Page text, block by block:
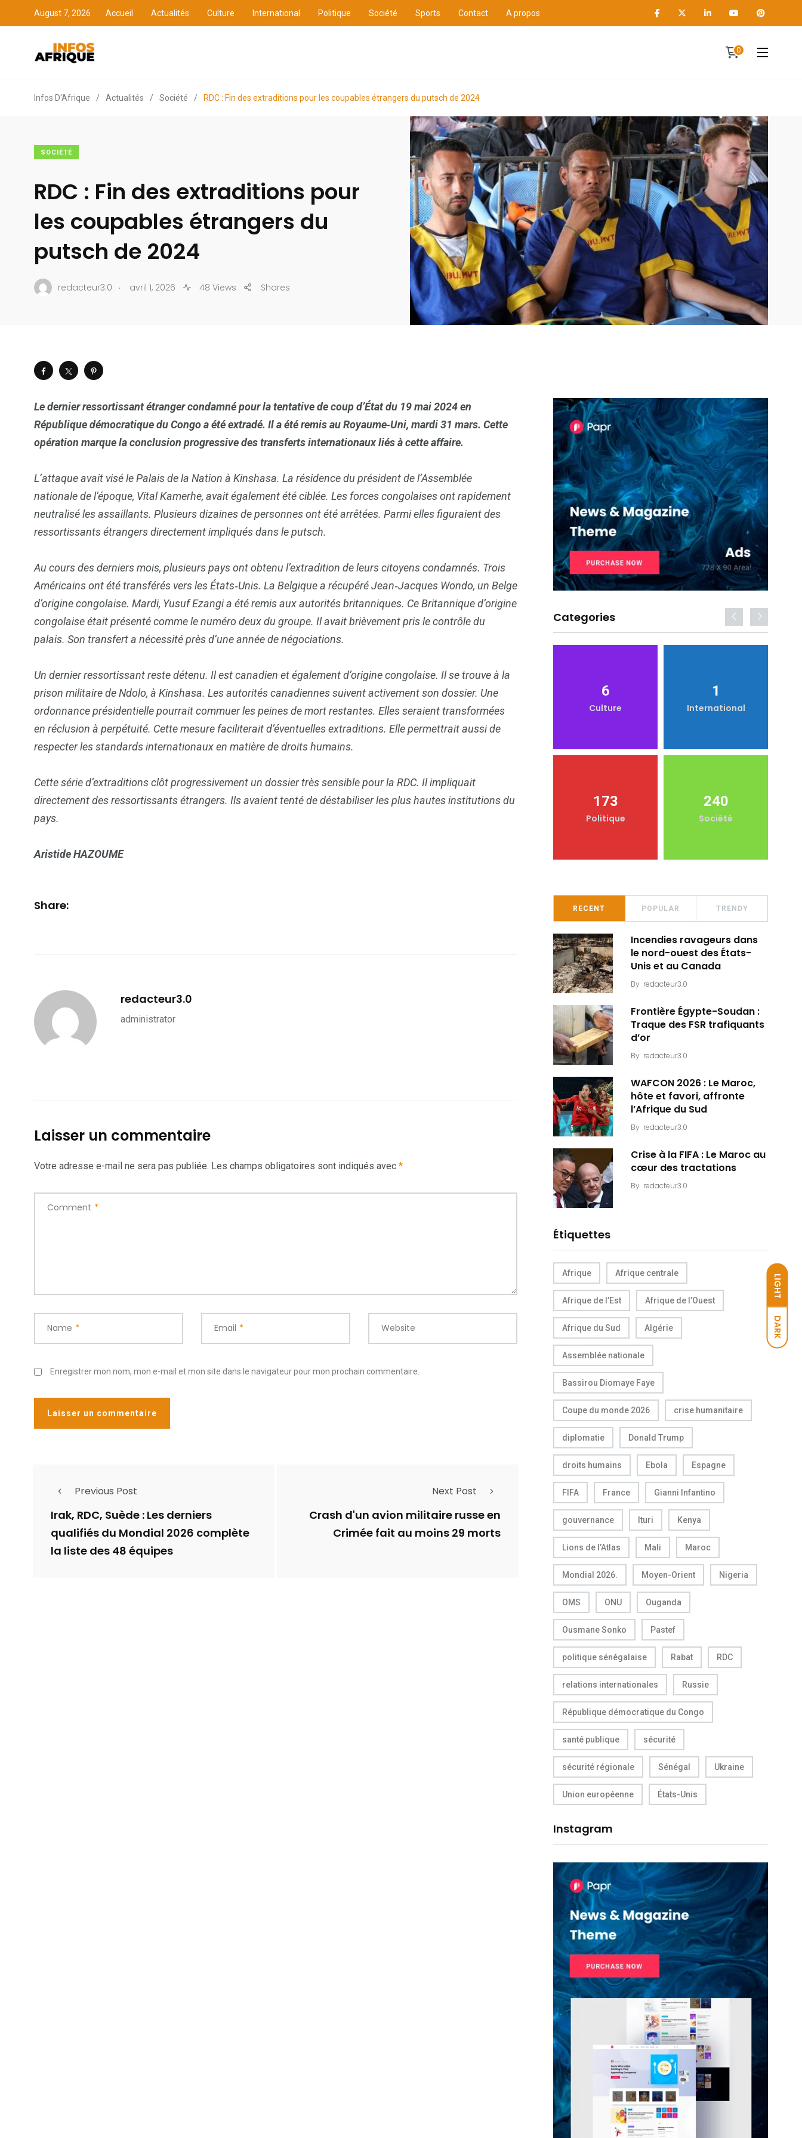
LIGHT
DARK
August 7, 2026 Accueil Actualités Culture International Politique Société Sports Contact A propos
0
Infos D'Afrique / Actualités / Société / RDC : Fin des extraditions pour les coupables étrangers du putsch de 2024
SOCIÉTÉ
RDC : Fin des extraditions pour
les coupables étrangers du
putsch de 2024
redacteur3.0 . avril 1, 2026 48 Views Shares
Le dernier ressortissant étranger condamné pour la tentative de coup d’État du 19 mai 2024 en
République démocratique du Congo a été extradé. Il a été remis au Royaume‑Uni, mardi 31 mars. Cette
opération marque la conclusion progressive des transferts internationaux liés à cette affaire.
L’attaque avait visé le Palais de la Nation à Kinshasa. La résidence du président de l’Assemblée
nationale de l’époque, Vital Kamerhe, avait également été ciblée. Les forces congolaises ont rapidement
neutralisé les assaillants. Plusieurs dizaines de personnes ont été arrêtées. Parmi elles figuraient des
ressortissants étrangers directement impliqués dans le putsch.
Au cours des derniers mois, plusieurs pays ont obtenu l’extradition de leurs citoyens condamnés. Trois
Américains ont été transférés vers les États‑Unis. La Belgique a récupéré Jean‑Jacques Wondo, un Belge
d’origine congolaise. Mardi, Yusuf Ezangi a été remis aux autorités britanniques. Ce Britannique d’origine
congolaise était présenté comme le numéro deux du groupe. Il avait brièvement pris le contrôle du
palais. Son transfert a nécessité près d’une année de négociations.
Un dernier ressortissant reste détenu. Il est canadien et également d’origine congolaise. Il se trouve à la
prison militaire de Ndolo, à Kinshasa. Les autorités canadiennes suivent activement son dossier. Une
ordonnance présidentielle pourrait commuer les peines de mort restantes. Elles seraient transformées
en réclusion à perpétuité. Cette mesure faciliterait d’éventuelles extraditions. Elle permettrait aussi de
respecter les standards internationaux en matière de droits humains.
Cette série d’extraditions clôt progressivement un dossier très sensible pour la RDC. Il impliquait
directement des ressortissants étrangers. Ils avaient tenté de déstabiliser les plus hautes institutions du
pays.
Aristide HAZOUME
Share:
redacteur3.0
administrator
Laisser un commentaire
Votre adresse e-mail ne sera pas publiée. Les champs obligatoires sont indiqués avec *
Comment *
Name * Email * Website
Enregistrer mon nom, mon e-mail et mon site dans le navigateur pour mon prochain commentaire.
Previous Post
Irak, RDC, Suède : Les derniers
qualifiés du Mondial 2026 complète
la liste des 48 équipes
Next Post
Crash d'un avion militaire russe en
Crimée fait au moins 29 morts
Categories
6
Culture
1
International
173 240
81
Sports
42
Uncategorized
6
Culture
1
International
173
Politique
240
Société
RECENT POPULAR TRENDY
Incendies ravageurs dans
le nord-ouest des États-
Unis et au Canada
By redacteur3.0
Frontière Égypte-Soudan :
Traque des FSR trafiquants
d’or
By redacteur3.0
WAFCON 2026 : Le Maroc,
hôte et favori, affronte
l’Afrique du Sud
By redacteur3.0
Crise à la FIFA : Le Maroc au
cœur des tractations
By redacteur3.0
Étiquettes
Afrique Afrique centrale
Afrique de l’Est Afrique de l’Ouest
Afrique du Sud Algérie
Assemblée nationale
Bassirou Diomaye Faye
Coupe du monde 2026 crise humanitaire
diplomatie Donald Trump
droits humains Ebola Espagne
FIFA France Gianni Infantino
gouvernance Ituri Kenya
Lions de l’Atlas Mali Maroc
Mondial 2026. Moyen-Orient Nigeria
OMS ONU Ouganda
Ousmane Sonko Pastef
politique sénégalaise Rabat RDC
relations internationales Russie
République démocratique du Congo
santé publique sécurité
sécurité régionale Sénégal Ukraine
Union européenne États-Unis
Instagram